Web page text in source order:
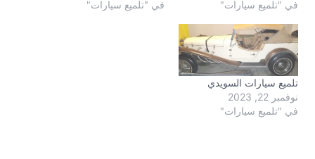
في "تلميع سيارات"
في "تلميع سيارات"
تلميع سيارات السويدي
نوفمبر 22, 2023
في "تلميع سيارات"